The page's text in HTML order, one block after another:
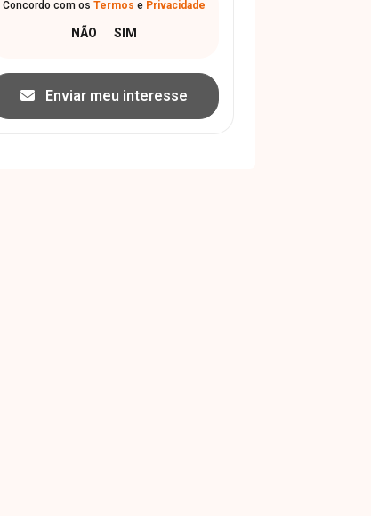
Concordo com os Termos e Privacidade
Enviar meu interesse